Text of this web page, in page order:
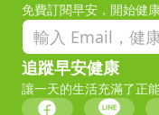
免費訂閱早安，開始健
追蹤早安健康
讓一天的生活充滿了正